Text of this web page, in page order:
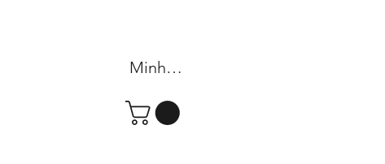
Minha conta